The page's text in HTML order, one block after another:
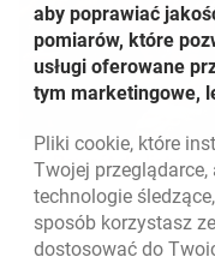
Powrót do listy
aby poprawiać
pomiarów, które
usługi oferowane
tym marketingowe,
Pliki cookie, które
Twojej
technologie
sposób korzystasz
dostosować do